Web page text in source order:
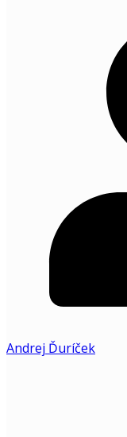
Andrej Ďuríček